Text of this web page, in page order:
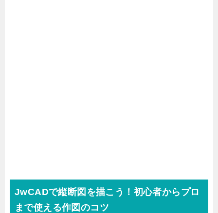
JwCADで縦断図を描こう！初心者からプロ
まで使える作図のコツ